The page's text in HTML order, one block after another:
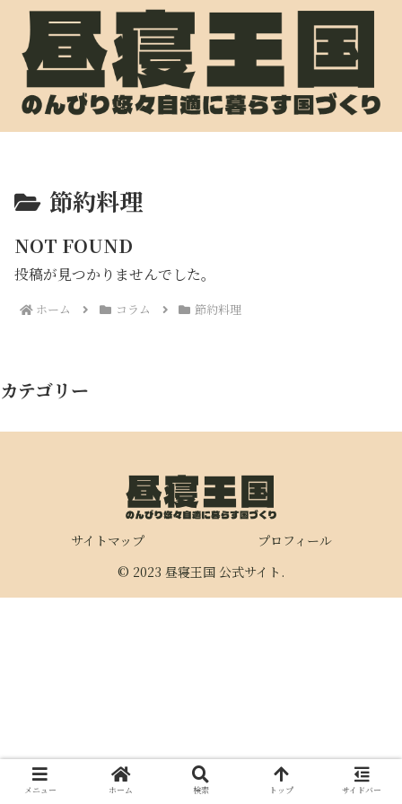
節約料理
NOT FOUND
投稿が見つかりませんでした。
ホーム コラム 節約料理
カテゴリー
サイトマップ
プロフィール
© 2023 昼寝王国 公式サイト.
メニュー ホーム 検索 トップ サイドバー